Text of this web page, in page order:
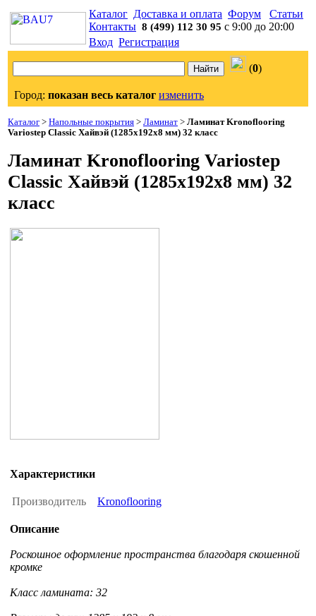
Каталог Доставка и оплата Форум
Статьи
Контакты 8 (499) 112 30 95 с 9:00 до 20:00
Вход Регистрация
(0)
Город: показан весь каталог изменить
Каталог > Напольные покрытия > Ламинат > Ламинат Kronoflooring
Variostep Classic Хайвэй (1285x192x8 мм) 32 класс
Ламинат Kronoflooring Variostep
Classic Хайвэй (1285x192x8 мм) 32
класс
Характеристики
Производитель Kronoflooring
Описание
Роскошное оформление пространства благодаря скошенной
кромке
Класс ламината: 32